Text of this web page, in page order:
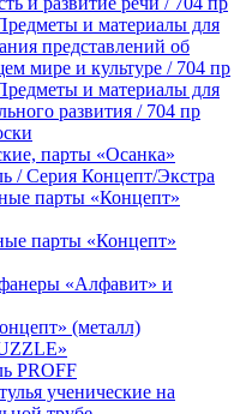
и материалы для
представлений об
мире и культуре / 704 пр
и материалы для
развития / 704 пр
парты «Осанка»
/ Серия Концепт/Экстра
парты «Концепт»
парты «Концепт»
«Алфавит» и
(металл)
PROFF
ученические на